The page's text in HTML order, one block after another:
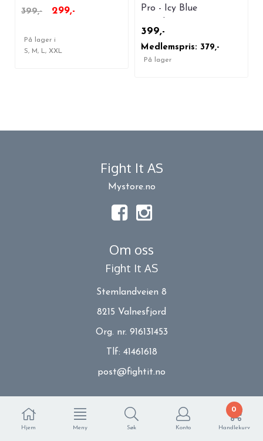
Hjem Meny Søk Konto
0
Handlekurv
399,- 299,-
På lager i
S, M, L, XXL
Pro - Icy Blue
serveringer
399,-
Medlemspris: 379,-
På lager
Fight It AS
Mystore.no
Om oss
Fight It AS
Stemlandveien 8
8215 Valnesfjord
Org. nr. 916131453
Tlf: 41461618
post@fightit.no
Kundeservice
Prisendring på levering